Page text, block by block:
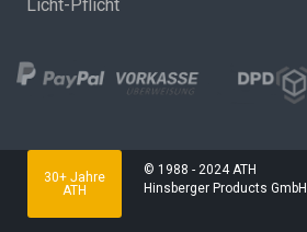
Licht-Pflicht
30+ Jahre
ATH
© 1988 - 2024 ATH
Hinsberger Products GmbH